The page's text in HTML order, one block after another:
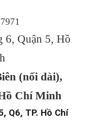
6, Quận 5, Hồ
(nối dài),
Chí Minh
Q6, TP. Hồ Chí